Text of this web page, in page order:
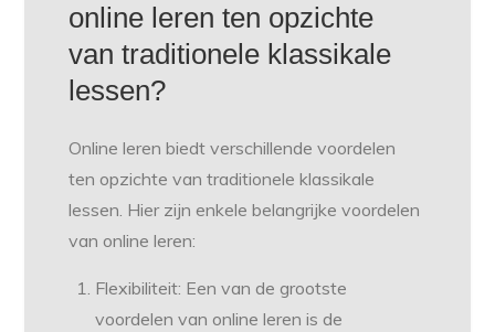
online leren ten opzichte
van traditionele klassikale
lessen?
Online leren biedt verschillende voordelen
ten opzichte van traditionele klassikale
lessen. Hier zijn enkele belangrijke voordelen
van online leren:
Flexibiliteit: Een van de grootste
voordelen van online leren is de